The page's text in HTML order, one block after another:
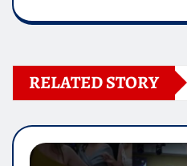
RELATED STORY